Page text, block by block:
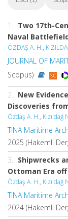
1. Two 17th-
Naval
ÖZDAŞ A. H.,
JOURNAL OF
Scopus)
2. New
Discoveries
Özdaş A. H., Kızıldağ
TINA Maritime
2025 (Hakemli
3. Shipwrecks
Ottoman Era
Özdaş A. H., Kızıldağ
TINA Maritime
2024 (Hakemli